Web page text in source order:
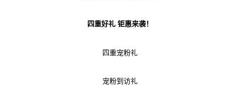
四重好礼 钜惠来袭！
四重宠粉礼
宠粉到访礼